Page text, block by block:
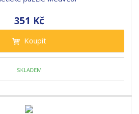
351 Kč
Koupit
SKLADEM